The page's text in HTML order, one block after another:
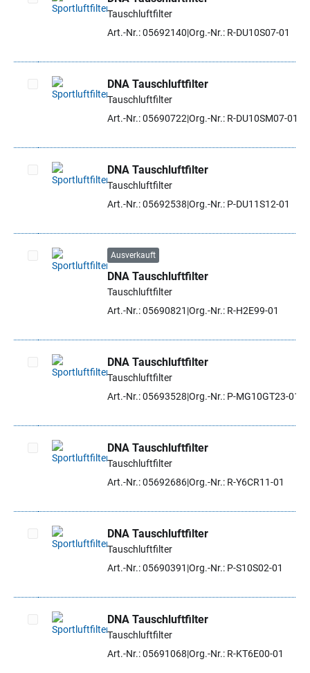
Artikel auswählen
Tauschluftfilter
Art.-Nr.: 05692140 Org.-Nr.: R-DU10S07-01
Artikel auswählen
DNA Tauschluftfilter
Tauschluftfilter
Art.-Nr.: 05690722 Org.-Nr.: R-DU10SM07-01
Artikel auswählen
DNA Tauschluftfilter
Tauschluftfilter
Art.-Nr.: 05692538 Org.-Nr.: P-DU11S12-01
Artikel auswählen
Ausverkauft
DNA Tauschluftfilter
Tauschluftfilter
Art.-Nr.: 05690821 Org.-Nr.: R-H2E99-01
Artikel auswählen
DNA Tauschluftfilter
Tauschluftfilter
Art.-Nr.: 05693528 Org.-Nr.: P-MG10GT23-01
Artikel auswählen
DNA Tauschluftfilter
Tauschluftfilter
Art.-Nr.: 05692686Org.-Nr.: R-Y6CR11-01
Artikel auswählen
DNA Tauschluftfilter
Tauschluftfilter
Art.-Nr.: 05690391 Org.-Nr.: P-S10S02-01
Artikel auswählen
DNA Tauschluftfilter
Tauschluftfilter
Art.-Nr.: 05691068 Org.-Nr.: R-KT6E00-01